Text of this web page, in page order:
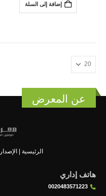
إضافة إلى السلة
عن المعرض
الرئيسية
هاتف إداري
0020483571223